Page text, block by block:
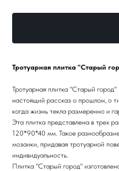
Тротуарная плитка "Старый
Тротуарная плитка "Старый
настоящий рассказ о прошлом, о
когда жизнь текла размеренно и
Эта плитка представлена в трех
120*90*40 мм. Такое
мозаики, придавая тротуарной
индивидуальность.
Плитка "Старый город"